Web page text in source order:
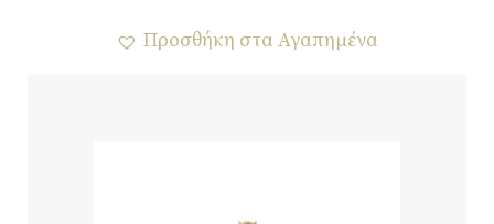
Προσθήκη στα Αγαπημένα